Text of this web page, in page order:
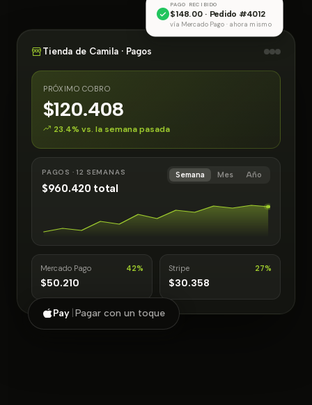
PAGO RECIBIDO
$148.00 · Pedido #4012
vía Mercado Pago · ahora mismo
Tienda de Camila · Pagos
PRÓXIMO COBRO
$120.408
23.4% vs. la semana pasada
PAGOS · 12 SEMANAS
$960.420 total
Semana Mes Año
Mercado Pago 42%
$50.210
Stripe 27%
$30.358
Pay Pagar con un toque